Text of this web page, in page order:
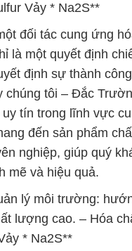
Vảy * Na2S**
đối tác cung ứng
là một quyết định
định sự thành
chúng tôi – Đắc
uy tín trong lĩnh vực
đến sản phẩm
nghiệp, giúp quý
mẽ và hiệu quả.
lý môi trường:
lượng cao. – Hóa
* Na2S**